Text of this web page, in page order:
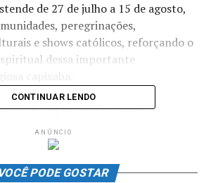
de 27 de julho a 15 de agosto,
peregrinações,
e shows católicos, reforçando o
dessa importante
com o apoio da Prefeitura
dessa devoção mariana para o
também marca um momento de
CONTINUAR LENDO
ANÚNCIO
VOCÊ PODE GOSTAR